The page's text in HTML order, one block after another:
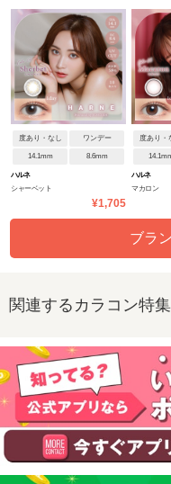
度あり・なし ワンデー
14.1mm 8.6mm
ハルネ
シャーベット
¥1,705
度あり・
ハルネ
マカロン
ブラ
関連するカラコン特集